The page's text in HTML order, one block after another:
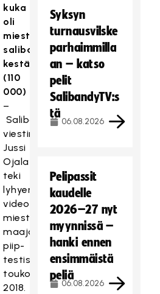
kuka
oli
miesten
salibandymaajoukkueen
kestävin?
(110
000)
–
Salibandyliiton
viestintäpäällikkö
Jussi
Ojala
teki
lyhyen
videoraportin
miesten
maajoukkueen
piip-
testistä
toukokuussa
2018.
Syksyn
turnausvilske
parhaimmilla
an – katso
pelit
SalibandyTV:s
tä
06.08.2026
Pelipassit
kaudelle
2026–27 nyt
myynnissä –
hanki ennen
ensimmäistä
peliä
06.08.2026